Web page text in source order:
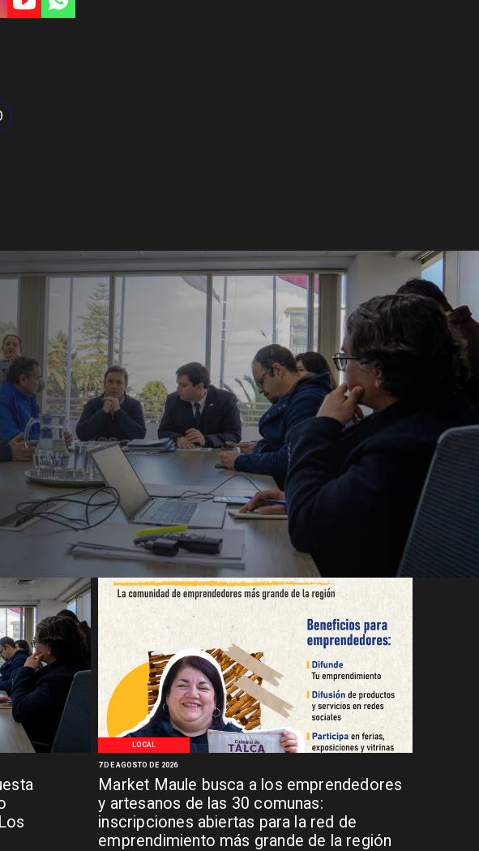
LOCAL
Market Maule busca a los emprendedores
y artesanos de las 30 comunas:
inscripciones abiertas para la red de
emprendimiento más grande de la región
7 DE AGOSTO DE 2026